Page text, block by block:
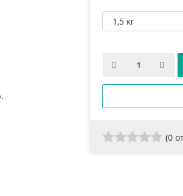
(0